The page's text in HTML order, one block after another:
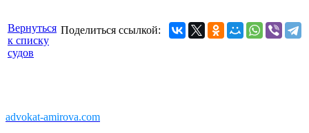
Поделиться ссылкой:
Вернуться
к списку
судов
advokat-amirova.com